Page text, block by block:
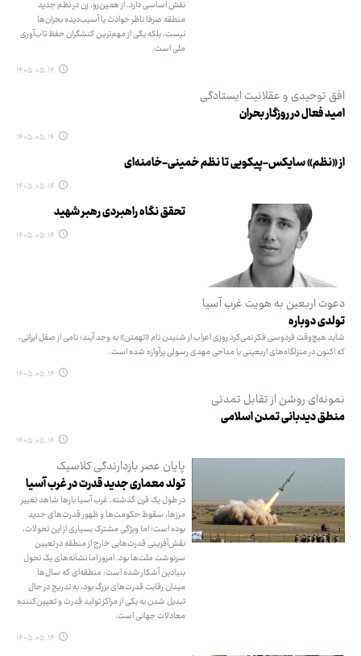
نقش اساسی دارد. از همین‌رو، زن در نظم جدید
منطقه صرفا ناظر حوادث یا آسیب‌دیده بحران‌ها
نیست، بلکه یکی از مهم‌ترین کنشگران حفظ تاب‌آوری
ملی است.
۱۴۰۵.۰۵.۱۴
افق توحیدی و عقلانیت ایستادگی
امید فعال در روزگار بحران
۱۴۰۵.۰۵.۱۴
از «نظم» سایکس-پیکویی تا نظم خمینی-خامنه‌ای
۱۴۰۵.۰۵.۱۴
تحقق نگاه راهبردی رهبر شهید
۱۴۰۵.۰۵.۱۴
دعوت اربعین به هویت غرب آسیا
تولدی دوباره
شاید هیچ‌وقت فردوسی فکر نمی‌کرد روزی اعراب از شنیدن نام «تهمتن» به وجد آیند؛ نامی از صقل ایرانی،
که اکنون در منزلگاه‌های اربعینی با مداحی مهدی رسولی پرآوازه شده است.
۱۴۰۵.۰۵.۱۴
نمونه‌ای روشن از تقابل تمدنی
منطق دیدبانی تمدن اسلامی
۱۴۰۵.۰۵.۱۴
پایان عصر بازدارندگی کلاسیک
تولد معماری جدید قدرت در غرب آسیا
در طول یک قرن گذشته، غرب آسیا بارها شاهد تغییر
مرزها، سقوط حکومت‌ها و ظهور قدرت‌های جدید
بوده است؛ اما ویژگی مشترک بسیاری از این تحولات،
نقش‌آفرینی قدرت‌هایی خارج از منطقه در تعیین
سرنوشت ملت‌ها بود. امروز اما نشانه‌های یک تحول
بنیادین آشکار شده است: منطقه‌ای که سال‌ها
میدان رقابت قدرت‌های بزرگ بود، به تدریج در حال
تبدیل شدن به یکی از مراکز تولید قدرت و تعیین‌کننده
معادلات جهانی است.
۱۴۰۵.۰۵.۱۴